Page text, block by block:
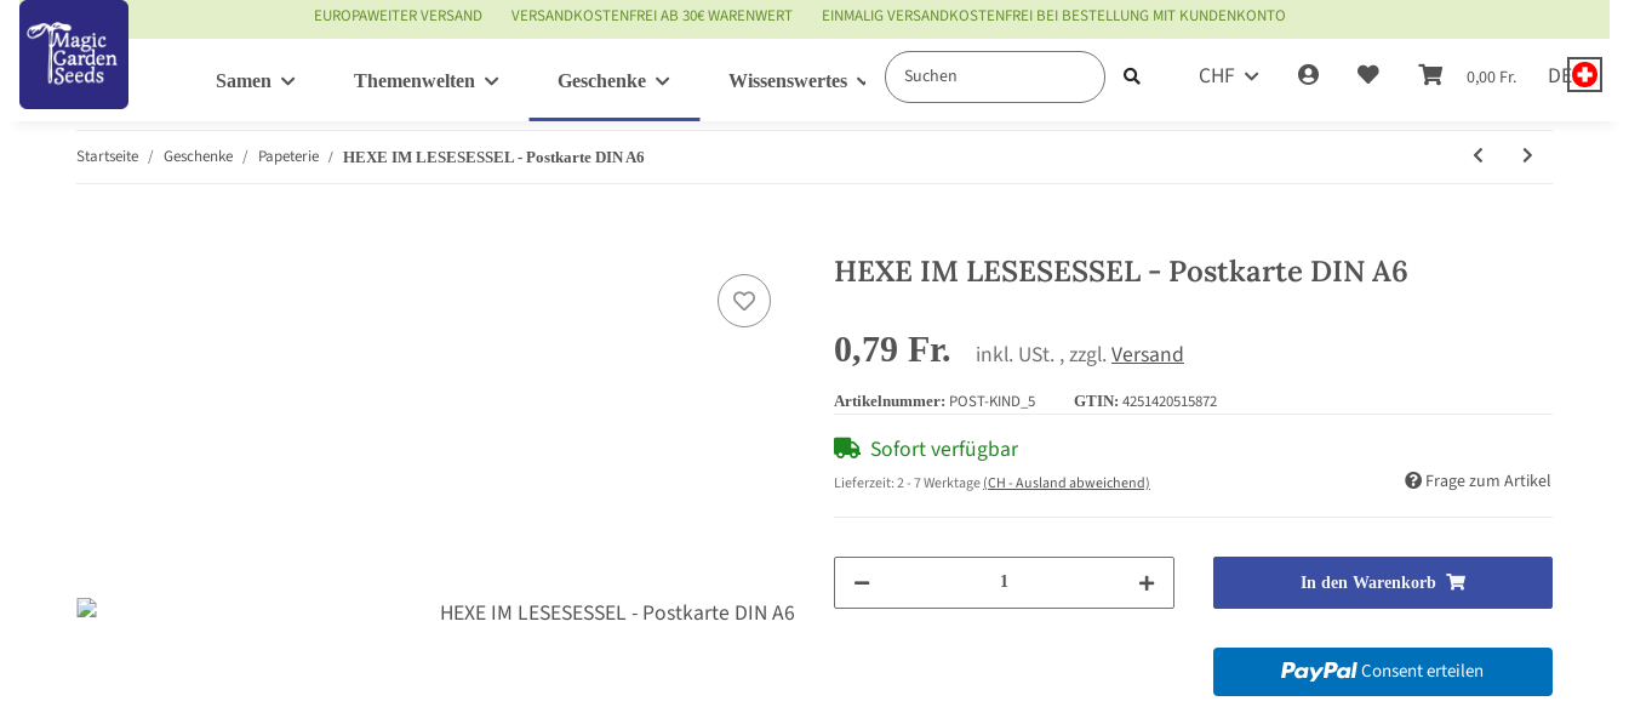
EUROPAWEITER VERSAND VERSANDKOSTENFREI AB 30€ WARENWERT EINMALIG VERSANDKOSTENFREI BEI BESTELLUNG MIT KUNDENKONTO
CHF 0,00 Fr. DE
Samen Themenwelten Geschenke Wissenswertes Service
Startseite Geschenke Papeterie HEXE IM LESESESSEL - Postkarte DIN A6
HEXE IM LESESESSEL - Postkarte DIN A6
0,79 Fr. inkl. USt. , zzgl. Versand
Artikelnummer: POST-KIND_5 GTIN: 4251420515872
Sofort verfügbar
Lieferzeit:2 - 7 Werktage(CH - Ausland abweichend) Frage zum Artikel
In den Warenkorb
Consent erteilen